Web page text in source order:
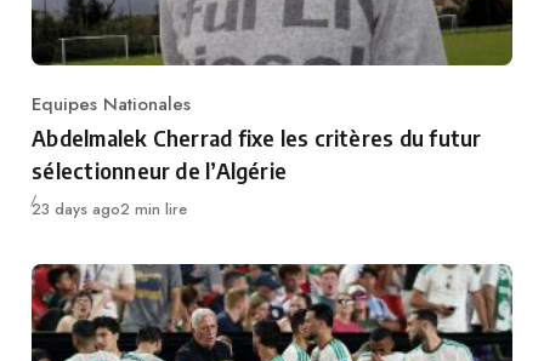
Category
Equipes Nationales
Abdelmalek Cherrad fixe les critères du futur
sélectionneur de l’Algérie
Publié
23 days ago2 min lire